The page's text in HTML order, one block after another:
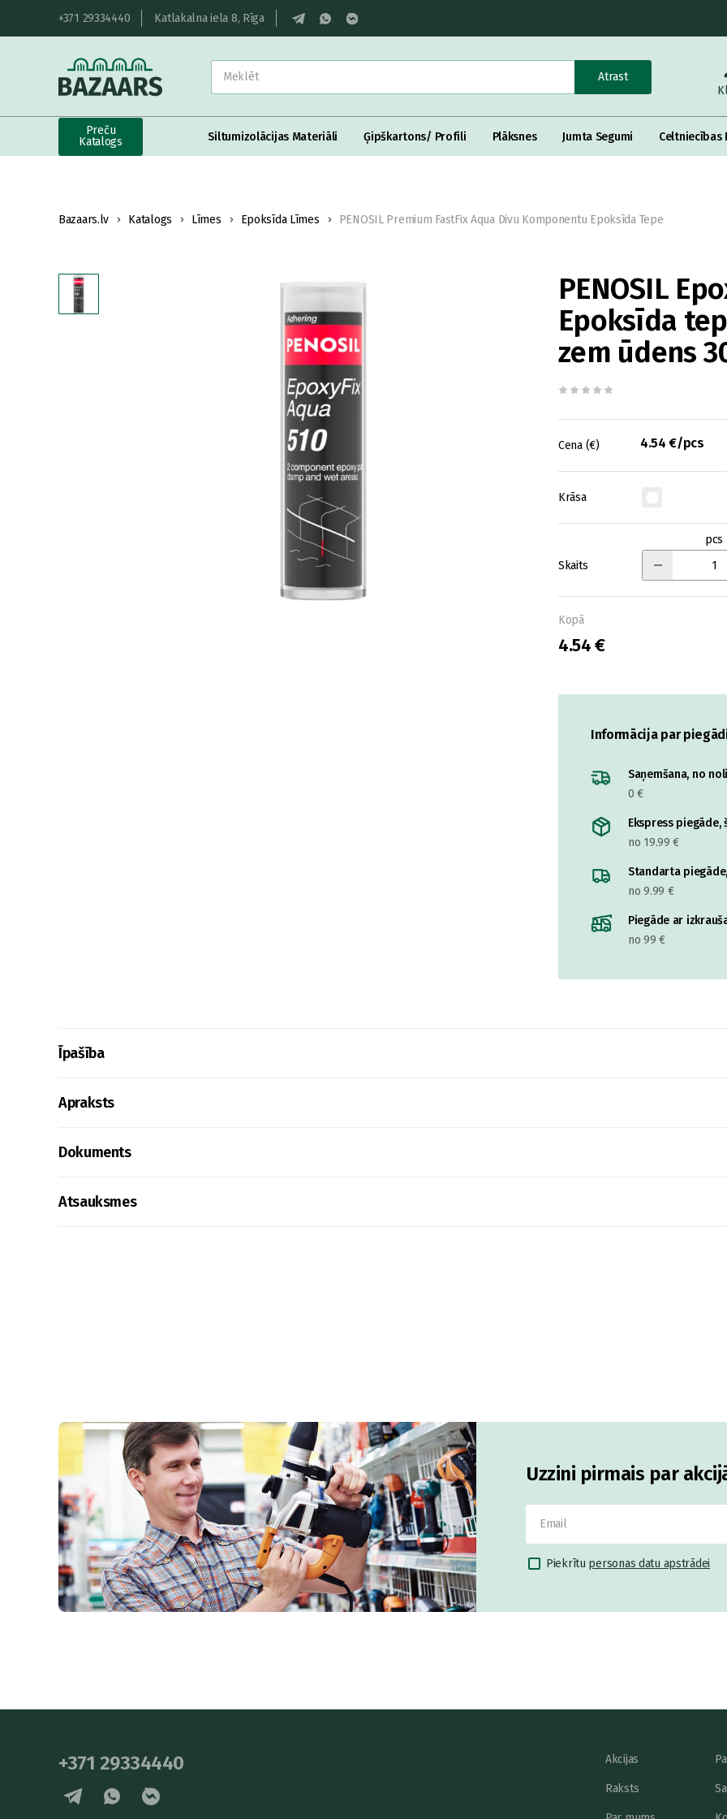
+371 29334440 Katlakalna iela 8, Rīga
Atrast
Preču
Katalogs
Siltumizolācijas Materiāli Ģipškartons/ Profili Plāksnes Jumta Segumi Celtniecības
Bazaars.lv Katalogs Līmes Epoksīda Līmes PENOSIL Premium FastFix Aqua Divu Komponentu Epoksīda Tepe
PENOSIL
Epoksīda
zem ūdens
Cena (€) 4.54 €/pcs
Krāsa
Skaits
pcs
Kopā
4.54 €
Informācija par
Saņemšana, no
0 €
Ekspress
no 19.99 €
Standarta
no 9.99 €
Piegāde ar
no 99 €
Īpašība
Apraksts
Dokuments
Atsauksmes
Uzzini pirmais par
Piekrītu personas datu apstrādei
+371 29334440 Akcijas
Raksts